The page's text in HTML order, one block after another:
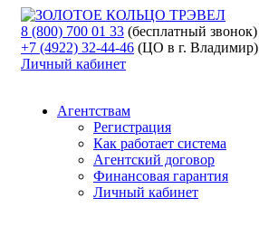
8 (800) 700 01 33 (бесплатный звонок)
+7 (4922) 32-44-46 (ЦО в г. Владимир)
Личный кабинет
Агентствам
Регистрация
Как работает система
Агентский договор
Финансовая гарантия
Личный кабинет